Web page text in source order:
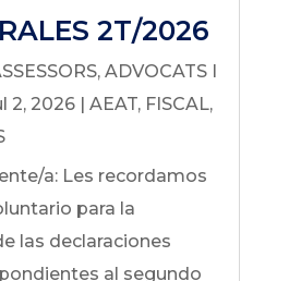
2T/2026
ADVOCATS I
2, 2026| AEAT, FISCAL,
a: Les recordamos
para la
las declaraciones
al segundo